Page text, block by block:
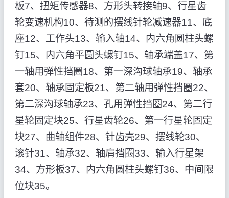
板7、扭矩传感器8、方形头转接轴9、行星齿
轮变速机构10、待测的摆线针轮减速器11、底
座12、工作头13、输入轴14、内六角圆柱头螺
钉15、内六角平圆头螺钉15、轴承端盖17、第
一轴用弹性挡圈18、第一深沟球轴承19、轴承
套20、轴承固定板21、第二轴用弹性挡圈22、
第二深沟球轴承23、孔用弹性挡圈24、第二行
星轮固定块25、行星齿轮26、第一行星轮固定
块27、曲轴组件28、针齿壳29、摆线轮30、
滚针31、轴承32、轴肩挡圈33、输入行星架
34、方形板37、内六角圆柱头螺钉36、中间限
位块35。